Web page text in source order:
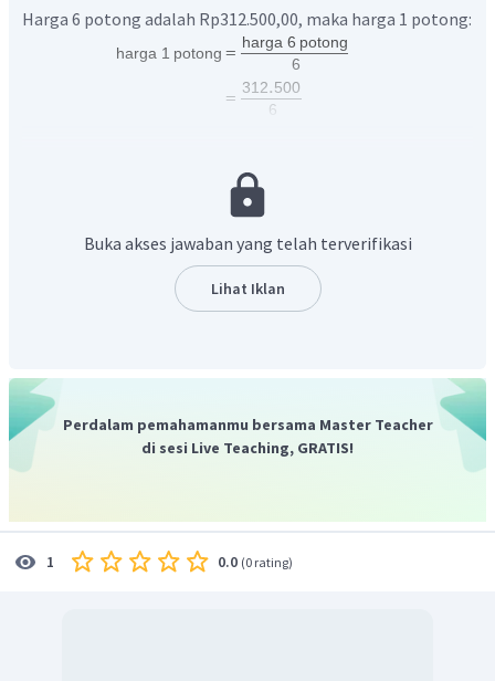
Harga 6 potong adalah Rp312.500,00, maka harga 1 potong:
Jadi, harga keseluruhan dari Rp312.500,00 per 6 potong
sebanyak 15 potong adalah Rp781.500,00.
Buka akses jawaban yang telah terverifikasi
Lihat Iklan
Perdalam pemahamanmu bersama Master Teacher
di sesi Live Teaching, GRATIS!
1 0.0 (0 rating)